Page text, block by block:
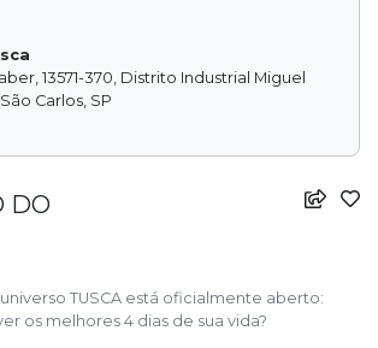
13571-370, Distrito Industrial Miguel
Carlos, SP
DO
TUSCA está oficialmente aberto:
os melhores 4 dias de sua vida?